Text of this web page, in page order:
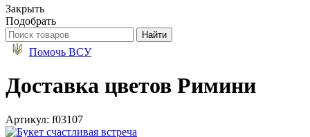
Закрыть
Подобрать
Помочь ВСУ
Доставка цветов Римини
Артикул: f03107